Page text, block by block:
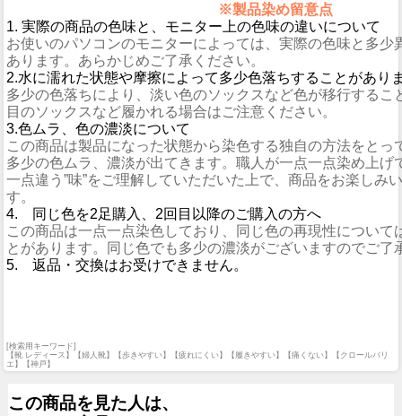
※製品染め留意点
1. 実際の商品の色味と、モニター上の色味の違いについて
お使いのパソコンのモニターによっては、実際の色味と多少
あります。あらかじめご了承ください。
2.水に濡れた状態や摩擦によって多少色落ちすることがあり
多少の色落ちにより、淡い色のソックスなど色が移行するこ
目のソックスなど履かれる場合はご注意ください。
3.色ムラ、色の濃淡について
この商品は製品になった状態から染色する独自の方法をとっ
多少の色ムラ、濃淡が出てきます。職人が一点一点染め上げ
一点違う”味”をご理解していただいた上で、商品をお楽しみ
す。
4. 同じ色を2足購入、2回目以降のご購入の方へ
この商品は一点一点染色しており、同じ色の再現性について
とがあります。同じ色でも多少の濃淡がございますのでご了
5. 返品・交換はお受けできません。
[検索用キーワード]
【靴 レディース】【婦人靴】【歩きやすい】【疲れにくい】【履きやすい】【痛くない】【クロールバリ
エ】【神戸】
この商品を見た人は、